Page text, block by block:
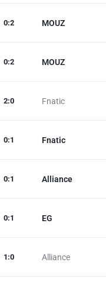
MOUZ
0:2
MOUZ
0:2
Fnatic
2:0
Fnatic
0:1
Alliance
0:1
EG
0:1
Alliance
1 :0